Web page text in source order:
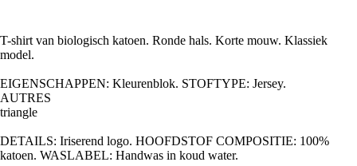
T-shirt van biologisch katoen. Ronde hals. Korte mouw. Klassiek
model.
EIGENSCHAPPEN: Kleurenblok. STOFTYPE: Jersey.
AUTRES
triangle
DETAILS: Iriserend logo. HOOFDSTOF COMPOSITIE: 100%
katoen. WASLABEL: Handwas in koud water.